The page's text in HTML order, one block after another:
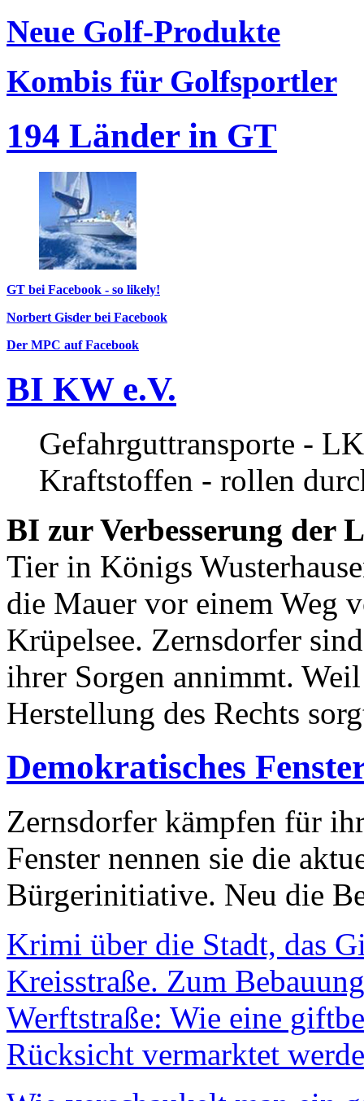
Neue Golf-Produkte
Kombis für Golfsportler
194 Länder in GT
GT bei Facebook - so likely!
Norbert Gisder bei Facebook
Der MPC auf Facebook
BI KW e.V.
Gefahrguttransporte -
Kraftstoffen - rollen
BI zur Verbesserung der
Tier in Königs
die Mauer vor einem Weg
Krüpelsee. Zernsdorfer
ihrer Sorgen annimmt.
Herstellung des Rechts
Demokratisches
Zernsdorfer kämpfen für
Fenster nennen sie die
Bürgerinitiative. Neu die
Krimi über die Stadt, das
Kreisstraße. Zum
Werftstraße: Wie eine
Rücksicht vermarktet